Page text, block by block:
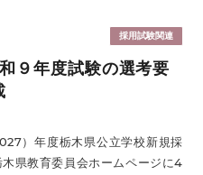
採用試験関連
９年度試験の選考要
）年度栃木県公立学校新規採
県教育委員会ホームページに4